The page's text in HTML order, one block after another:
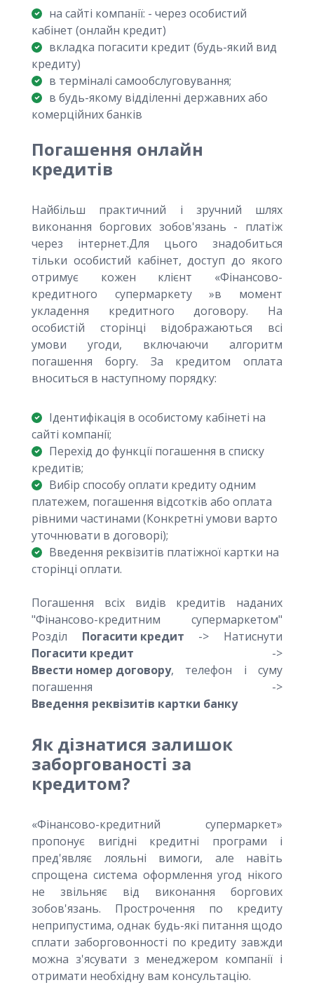
на сайті компанії: - через особистий
кабінет (онлайн кредит)
вкладка погасити кредит (будь-який вид
кредиту)
в терміналі самообслуговування;
в будь-якому відділенні державних або
комерційних банків
Погашення онлайн
кредитів
Найбільш практичний і зручний шлях
виконання боргових зобов'язань - платіж
через інтернет.Для цього знадобиться
тільки особистий кабінет, доступ до якого
отримує кожен клієнт «Фінансово-
кредитного супермаркету »в момент
укладення кредитного договору. На
особистій сторінці відображаються всі
умови угоди, включаючи алгоритм
погашення боргу. За кредитом оплата
вноситься в наступному порядку:
Ідентифікація в особистому кабінеті на
сайті компанії;
Перехід до функції погашення в списку
кредитів;
Вибір способу оплати кредиту одним
платежем, погашення відсотків або оплата
рівними частинами (Конкретні умови варто
уточнювати в договорі);
Введення реквізитів платіжної картки на
сторінці оплати.
Погашення всіх видів кредитів наданих
"Фінансово-кредитним супермаркетом"
Розділ Погасити кредит -> Натиснути
Погасити кредит ->
Ввести номер договору, телефон і суму
погашення ->
Введення реквізитів картки банку
Як дізнатися залишок
заборгованості за
кредитом?
«Фінансово-кредитний супермаркет»
пропонує вигідні кредитні програми і
пред'являє лояльні вимоги, але навіть
спрощена система оформлення угод нікого
не звільняє від виконання боргових
зобов'язань. Прострочення по кредиту
неприпустима, однак будь-які питання щодо
сплати заборговонностi по кредиту завжди
можна з'ясувати з менеджером компанії і
отримати необхідну вам консультацію.